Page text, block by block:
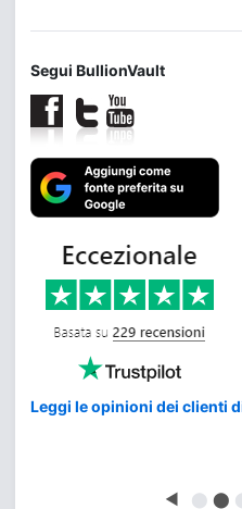
Segui BullionVault
Leggi le opinioni dei clienti
◀ ⬤ ⬤